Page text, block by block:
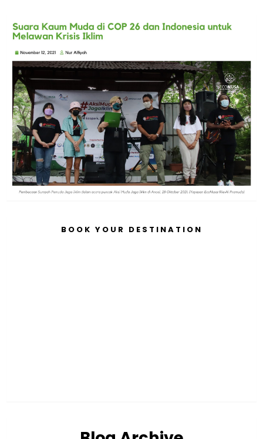
BOOK YOUR DESTINATION